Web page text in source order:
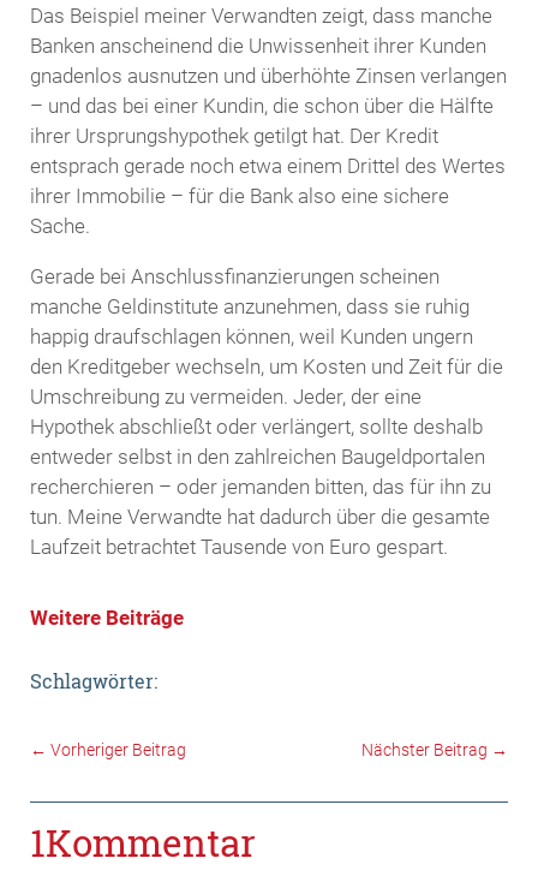
Das Beispiel meiner Verwandten zeigt, dass manche
Banken anscheinend die Unwissenheit ihrer Kunden
gnadenlos ausnutzen und überhöhte Zinsen verlangen
– und das bei einer Kundin, die schon über die Hälfte
ihrer Ursprungshypothek getilgt hat. Der Kredit
entsprach gerade noch etwa einem Drittel des Wertes
ihrer Immobilie – für die Bank also eine sichere
Sache.
Gerade bei Anschlussfinanzierungen scheinen
manche Geldinstitute anzunehmen, dass sie ruhig
happig draufschlagen können, weil Kunden ungern
den Kreditgeber wechseln, um Kosten und Zeit für die
Umschreibung zu vermeiden. Jeder, der eine
Hypothek abschließt oder verlängert, sollte deshalb
entweder selbst in den zahlreichen Baugeldportalen
recherchieren – oder jemanden bitten, das für ihn zu
tun. Meine Verwandte hat dadurch über die gesamte
Laufzeit betrachtet Tausende von Euro gespart.
Weitere Beiträge
Schlagwörter:
← Vorheriger Beitrag Nächster Beitrag →
1Kommentar